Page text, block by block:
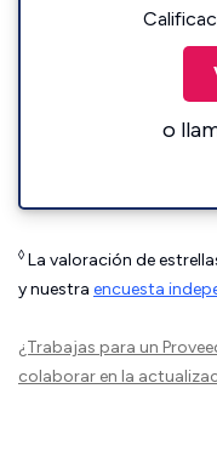
o
◊ La valoración de
y nuestra encuesta
¿Trabajas para un
colaborar en la